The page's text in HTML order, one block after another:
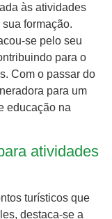
às atividades
formação.
se pelo seu
para o
Com o passar do
para um
educação na
atividades
turísticos que
destaca-se a